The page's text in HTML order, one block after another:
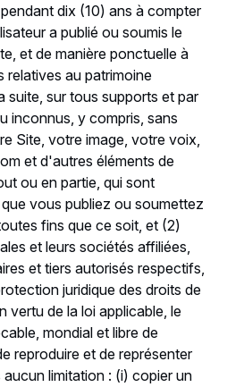
dix (10) ans à compter
a publié ou soumis le
et de manière ponctuelle à
relatives au patrimoine
suite, sur tous supports et par
inconnus, y compris, sans
Site, votre image, votre voix,
et d'autres éléments de
ou en partie, qui sont
vous publiez ou soumettez
fins que ce soit, et (2)
et leurs sociétés affiliées,
et tiers autorisés respectifs,
juridique des droits de
vertu de la loi applicable, le
mondial et libre de
reproduire et de représenter
limitation : (i) copier un